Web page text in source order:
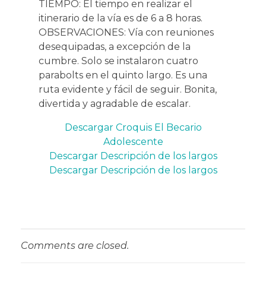
TIEMPO: El tiempo en realizar el
itinerario de la vía es de 6 a 8 horas.
OBSERVACIONES: Vía con reuniones
desequipadas, a excepción de la
cumbre. Solo se instalaron cuatro
parabolts en el quinto largo. Es una
ruta evidente y fácil de seguir. Bonita,
divertida y agradable de escalar.
Descargar Croquis El Becario
Adolescente
Descargar Descripción de los largos
Descargar Descripción de los largos
Comments are closed.